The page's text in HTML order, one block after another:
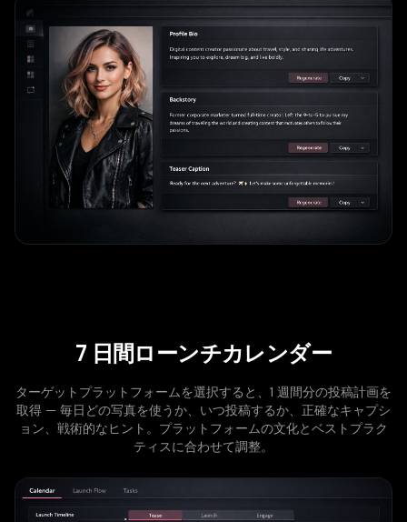
7 日間ローンチカレンダー
ターゲットプラットフォームを選択すると、1 週間分の投稿計画を
取得 — 毎日どの写真を使うか、いつ投稿するか、正確なキャプシ
ョン、戦術的なヒント。プラットフォームの文化とベストプラク
ティスに合わせて調整。